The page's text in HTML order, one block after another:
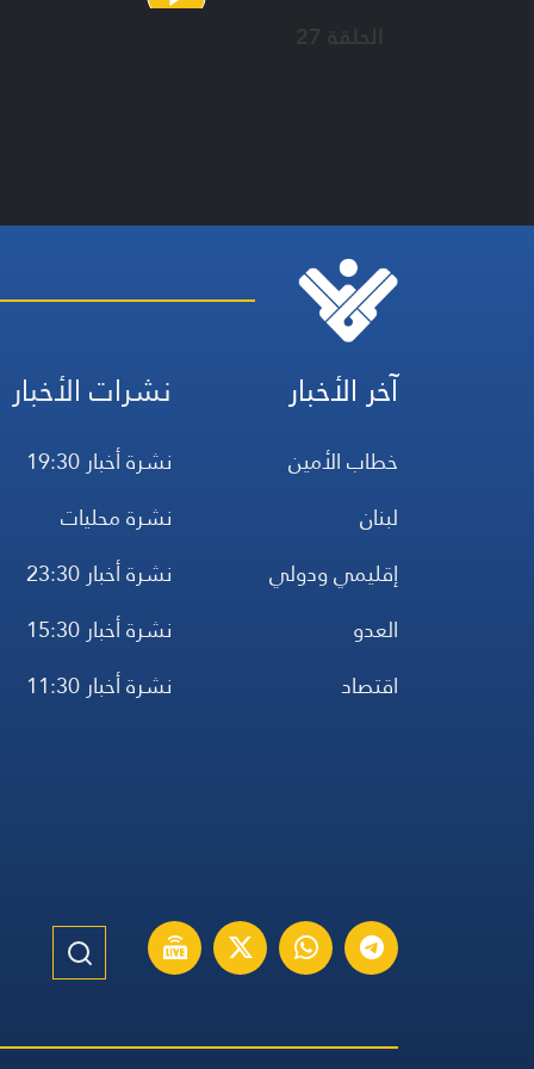
الحلقة 27
آخر الأخبار
خطاب الأمين
لبنان
إقليمي ودولي
العدو
اقتصاد
نشرات الأخبار
نشرة أخبار 19:30
نشرة محليات
نشرة أخبار 23:30
نشرة أخبار 15:30
نشرة أخبار 11:30